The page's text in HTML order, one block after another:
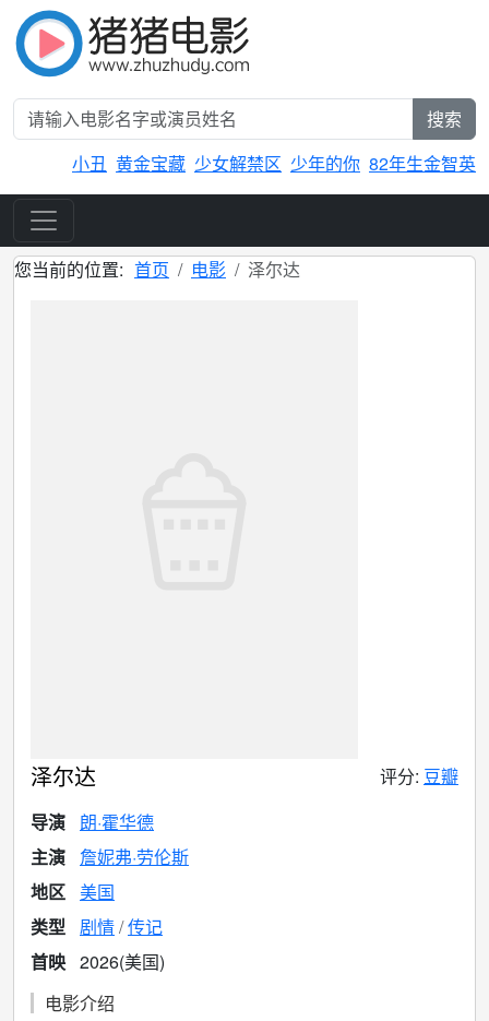
搜索
小丑 黄金宝藏 少女解禁区 少年的你 82年生金智英
您当前的位置: 首页 电影 泽尔达
泽尔达 评分: 豆瓣
导演
朗·霍华德
主演 詹妮弗·劳伦斯
地区 美国
类型 剧情 传记
首映 2026(美国)
电影介绍